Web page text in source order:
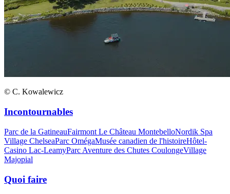
© C. Kowalewicz
Incontournables
Parc de la GatineauFairmont Le Château MontebelloNordik Spa
Village ChelseaParc OmégaMusée canadien de l'histoireHôtel-
Casino Lac-LeamyParc Aventure des Chutes CoulongeVillage
Majopial
Quoi faire